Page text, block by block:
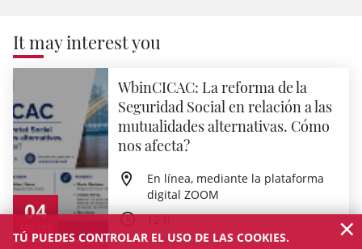
It may interest you
04
SEP/26
WbinCICAC: La reforma de la
Seguridad Social en relación a las
mutualidades alternativas. Cómo
nos afecta?
En línea, mediante la plataforma
digital ZOOM
12 h
TÚ PUEDES CONTROLAR EL USO DE LAS COOKIES.
×